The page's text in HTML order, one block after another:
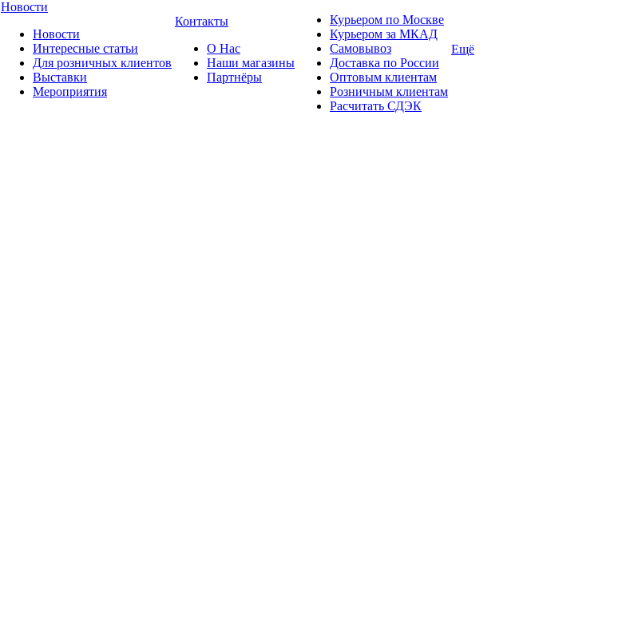
Новости
Новости
Интересные статьи
Для розничных клиентов
Выставки
Мероприятия
Контакты
О Нас
Наши магазины
Партнёры
Курьером по Москве
Курьером за МКАД
Самовывоз
Доставка по России
Оптовым клиентам
Розничным клиентам
Расчитать СДЭК
Ещё